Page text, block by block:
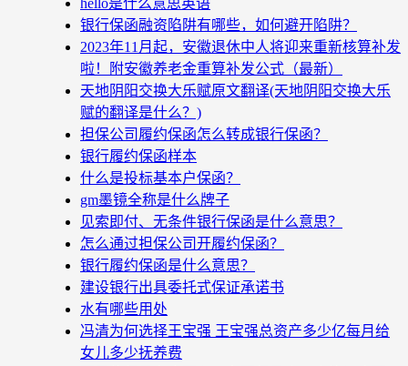
hello是什么意思英语
银行保函融资陷阱有哪些，如何避开陷阱？
2023年11月起，安徽退休中人将迎来重新核算补发
啦！附安徽养老金重算补发公式（最新）
天地阴阳交换大乐赋原文翻译(天地阴阳交换大乐
赋的翻译是什么？)
担保公司履约保函怎么转成银行保函？
银行履约保函样本
什么是投标基本户保函？
gm墨镜全称是什么牌子
见索即付、无条件银行保函是什么意思？
怎么通过担保公司开履约保函？
银行履约保函是什么意思？
建设银行出具委托式保证承诺书
水有哪些用处
冯清为何选择王宝强 王宝强总资产多少亿每月给
女儿多少抚养费